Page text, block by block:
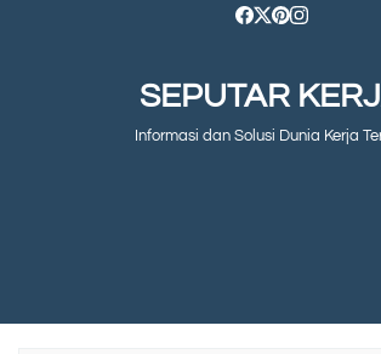
SEPUTAR
Informasi dan Solusi Dunia Kerja